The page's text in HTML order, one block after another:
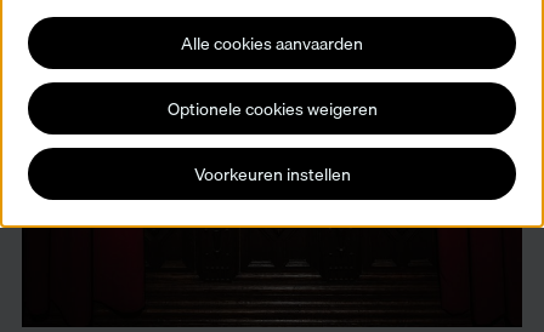
Alle cookies aanvaarden
Optionele cookies weigeren
Voorkeuren instellen